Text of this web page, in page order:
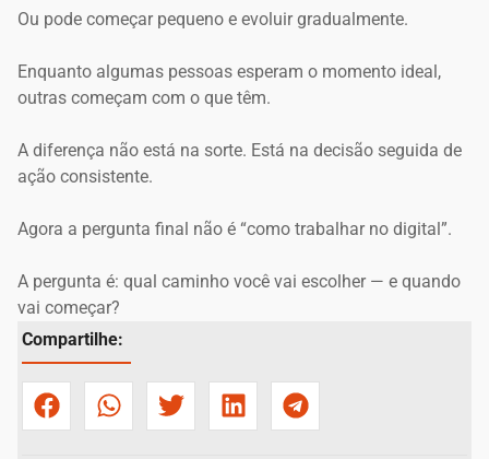
Ou pode começar pequeno e evoluir gradualmente.
Enquanto algumas pessoas esperam o momento ideal,
outras começam com o que têm.
A diferença não está na sorte. Está na decisão seguida de
ação consistente.
Agora a pergunta final não é “como trabalhar no digital”.
A pergunta é: qual caminho você vai escolher — e quando
vai começar?
Compartilhe: